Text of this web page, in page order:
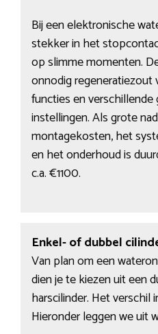
Bij een elektronische
stekker in het
op slimme momenten.
onnodig regeneratiezout
functies en verschillende
instellingen. Als grote
montagekosten, het
en het onderhoud is
c.a. €1100.
Enkel- of dubbel
Van plan om een
dien je te kiezen uit een
harscilinder. Het verschil
Hieronder leggen we uit